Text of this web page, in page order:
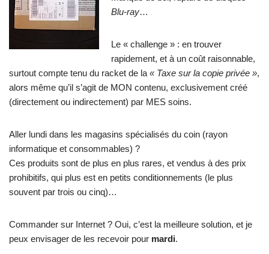
Blu-ray…
Le « challenge » : en trouver
rapidement, et à un coût raisonnable,
surtout compte tenu du racket de la « Taxe sur la copie privée »,
alors même qu’il s’agit de MON contenu, exclusivement créé
(directement ou indirectement) par MES soins.
Aller lundi dans les magasins spécialisés du coin (rayon
informatique et consommables) ?
Ces produits sont de plus en plus rares, et vendus à des prix
prohibitifs, qui plus est en petits conditionnements (le plus
souvent par trois ou cinq)…
Commander sur Internet ? Oui, c’est la meilleure solution, et je
peux envisager de les recevoir pour mardi.